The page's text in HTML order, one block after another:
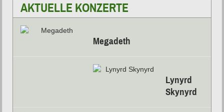
AKTUELLE KONZERTE
Megadeth
Lynyrd
Skynyrd